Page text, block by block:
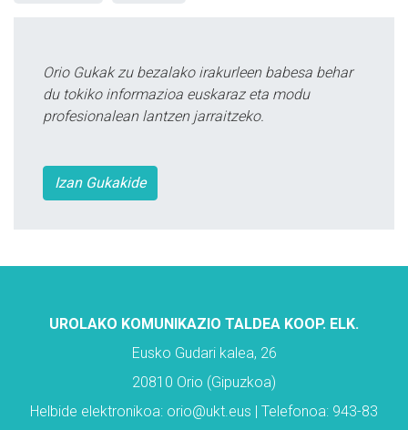
Orio Gukak zu bezalako irakurleen babesa behar
du tokiko informazioa euskaraz eta modu
profesionalean lantzen jarraitzeko.
Izan Gukakide
UROLAKO KOMUNIKAZIO TALDEA KOOP. ELK.
Eusko Gudari kalea, 26
20810 Orio (Gipuzkoa)
Helbide elektronikoa: orio@ukt.eus | Telefonoa: 943-83